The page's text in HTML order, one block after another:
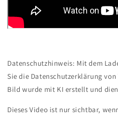
Datenschutzhinweis: Mit dem
Sie die Datenschutzerklärung von
Bild wurde mit KI erstellt und
Dieses Video ist nur sichtbar,